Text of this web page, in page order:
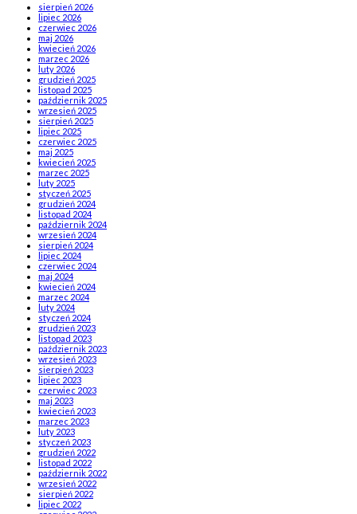
sierpień 2026
lipiec 2026
czerwiec 2026
maj 2026
kwiecień 2026
marzec 2026
luty 2026
grudzień 2025
listopad 2025
październik 2025
wrzesień 2025
sierpień 2025
lipiec 2025
czerwiec 2025
maj 2025
kwiecień 2025
marzec 2025
luty 2025
styczeń 2025
grudzień 2024
listopad 2024
październik 2024
wrzesień 2024
sierpień 2024
lipiec 2024
czerwiec 2024
maj 2024
kwiecień 2024
marzec 2024
luty 2024
styczeń 2024
grudzień 2023
listopad 2023
październik 2023
wrzesień 2023
sierpień 2023
lipiec 2023
czerwiec 2023
maj 2023
kwiecień 2023
marzec 2023
luty 2023
styczeń 2023
grudzień 2022
listopad 2022
październik 2022
wrzesień 2022
sierpień 2022
lipiec 2022